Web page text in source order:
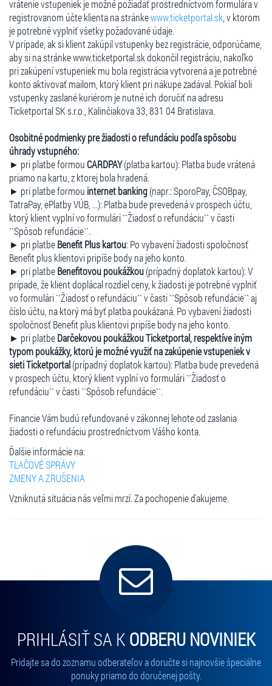
vrátenie vstupeniek je možné požiadať prostredníctvom formulára v
registrovanom účte klienta na stránkewww.ticketportal.sk , v ktorom
je potrebné vyplniť všetky požadované údaje.
V prípade, ak si klient zakúpil vstupenky bez registrácie, odporúčame,
aby si na stránke www.ticketportal.sk dokončil registráciu, nakoľko
pri zakúpení vstupeniek mu bola registrácia vytvorená a je potrebné
konto aktivovať mailom, ktorý klient pri nákupe zadával. Pokiaľ boli
vstupenky zaslané kuriérom je nutné ich doručiť na adresu
Ticketportal SK s.r.o., Kalinčiakova 33, 831 04 Bratislava.
Osobitné podmienky pre žiadosti o refundáciu podľa spôsobu
úhrady vstupného:
► pri platbe formouCARDPAY(platba kartou): Platba bude vrátená
priamo na kartu, z ktorej bola hradená.
► pri platbe formou internet banking(napr.: SporoPay, ČSOBpay,
TatraPay, ePlatby VÚB, ...): Platba bude prevedená v prospech účtu,
ktorý klient vyplní vo formulári ``Žiadosť o refundáciu`` v časti
``Spôsob refundácie``.
► pri platbeBenefit Plus kartou: Po vybavení žiadosti spoločnosť
Benefit plus klientovi pripíše body na jeho konto.
► pri platbeBenefitovou poukážkou(prípadný doplatok kartou): V
prípade, že klient doplácal rozdiel ceny, k žiadosti je potrebné vyplniť
vo formulári ``Žiadosť o refundáciu`` v časti ``Spôsob refundácie`` aj
číslo účtu, na ktorý má byť platba poukázaná. Po vybavení žiadosti
spoločnosť Benefit plus klientovi pripíše body na jeho konto.
► pri platbeDarčekovou poukážkou Ticketportal, respektíve iným
typom poukážky, ktorú je možné využiť na zakúpenie vstupeniek v
sieti Ticketportal(prípadný doplatok kartou): Platba bude prevedená
v prospech účtu, ktorý klient vyplní vo formulári ``Žiadosť o
refundáciu`` v časti ``Spôsob refundácie``.
Financie Vám budú refundované v zákonnej lehote od zaslania
žiadosti o refundáciu prostredníctvom Vášho konta.
Ďalšie informácie na:
TLAČOVÉ SPRÁVY
ZMENY A ZRUŠENIA
Vzniknutá situácia nás veľmi mrzí. Za pochopenie ďakujeme.
PRIHLÁSIŤ SA K ODBERU NOVINIEK
Pridajte sa do zoznamu odberateľov a doručte si najnovšie špeciálne
ponuky priamo do doručenej pošty.